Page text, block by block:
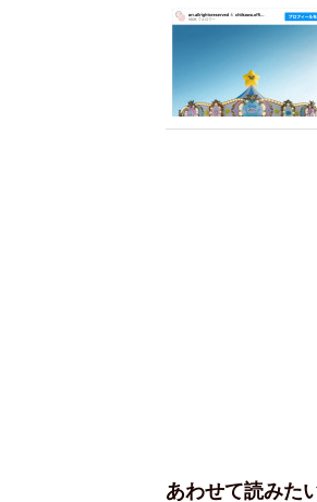
あわせて読みた